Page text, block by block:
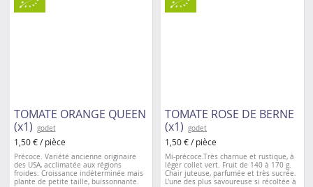
Espacement entre les plantations:
60 cm
TOMATE ORANGE QUEEN
(x1) godet
1,50 € / pièce
Précoce. Variété ancienne originaire
des USA, acclimatée aux régions
froides. Croissance indéterminée mais
plante de petite taille, buissonnante.
TOMATE ROSE DE BERNE
(x1) godet
1,50 € / pièce
Mi-précoce.Très charnue et rustique, à
léger collet vert. Fruit de 140 à 170 g.
Chair juteuse, parfumée et très sucrée.
L'une des plus savoureuse si récoltée à